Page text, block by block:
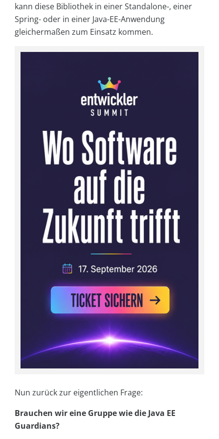
kann diese Bibliothek in einer Standalone-, einer
Spring- oder in einer Java-EE-Anwendung
gleichermaßen zum Einsatz kommen.
Nun zurück zur eigentlichen Frage:
Brauchen wir eine Gruppe wie die Java EE
Guardians?